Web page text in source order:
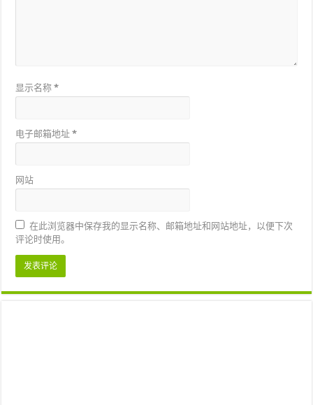
显示名称*
电子邮箱地址*
网站
在此浏览器中保存我的显示名称、邮箱地址和网站地址，以便下次
评论时使用。